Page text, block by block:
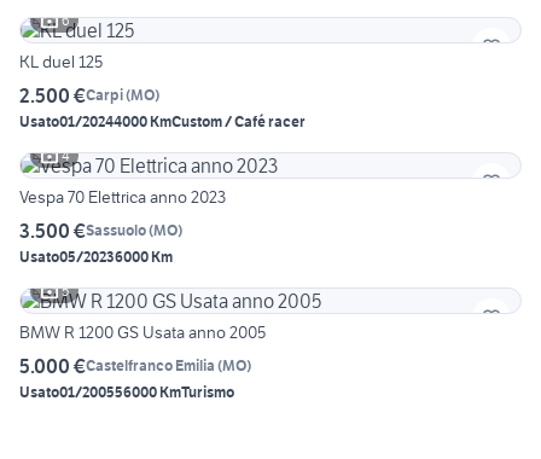
6
KL duel 125
2.500 €Carpi(MO)
Usato01/20244000 KmCustom / Café racer
4
Vespa 70 Elettrica anno 2023
3.500 €Sassuolo(MO)
Usato05/20236000 Km
5
BMW R 1200 GS Usata anno 2005
5.000 €Castelfranco Emilia (MO)
Usato01/200556000 KmTurismo